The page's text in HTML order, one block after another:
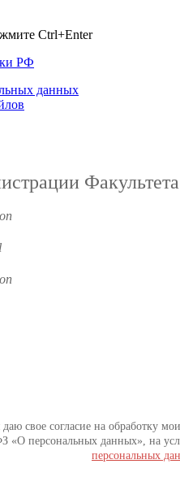
Ctrl+Enter
РФ
данных
Факультета
свое согласие на обработку
«О персональных данных», на
персональных